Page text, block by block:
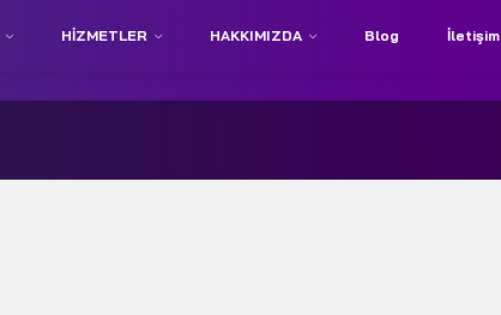
HIZMETLER HAKKIMIZDA Blog İletişim